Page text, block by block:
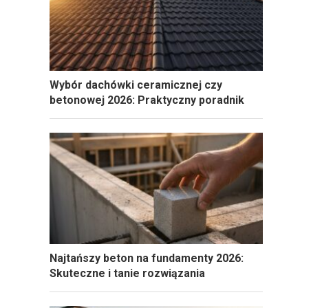
Wybór dachówki ceramicznej czy
betonowej 2026: Praktyczny poradnik
Najtańszy beton na fundamenty 2026:
Skuteczne i tanie rozwiązania